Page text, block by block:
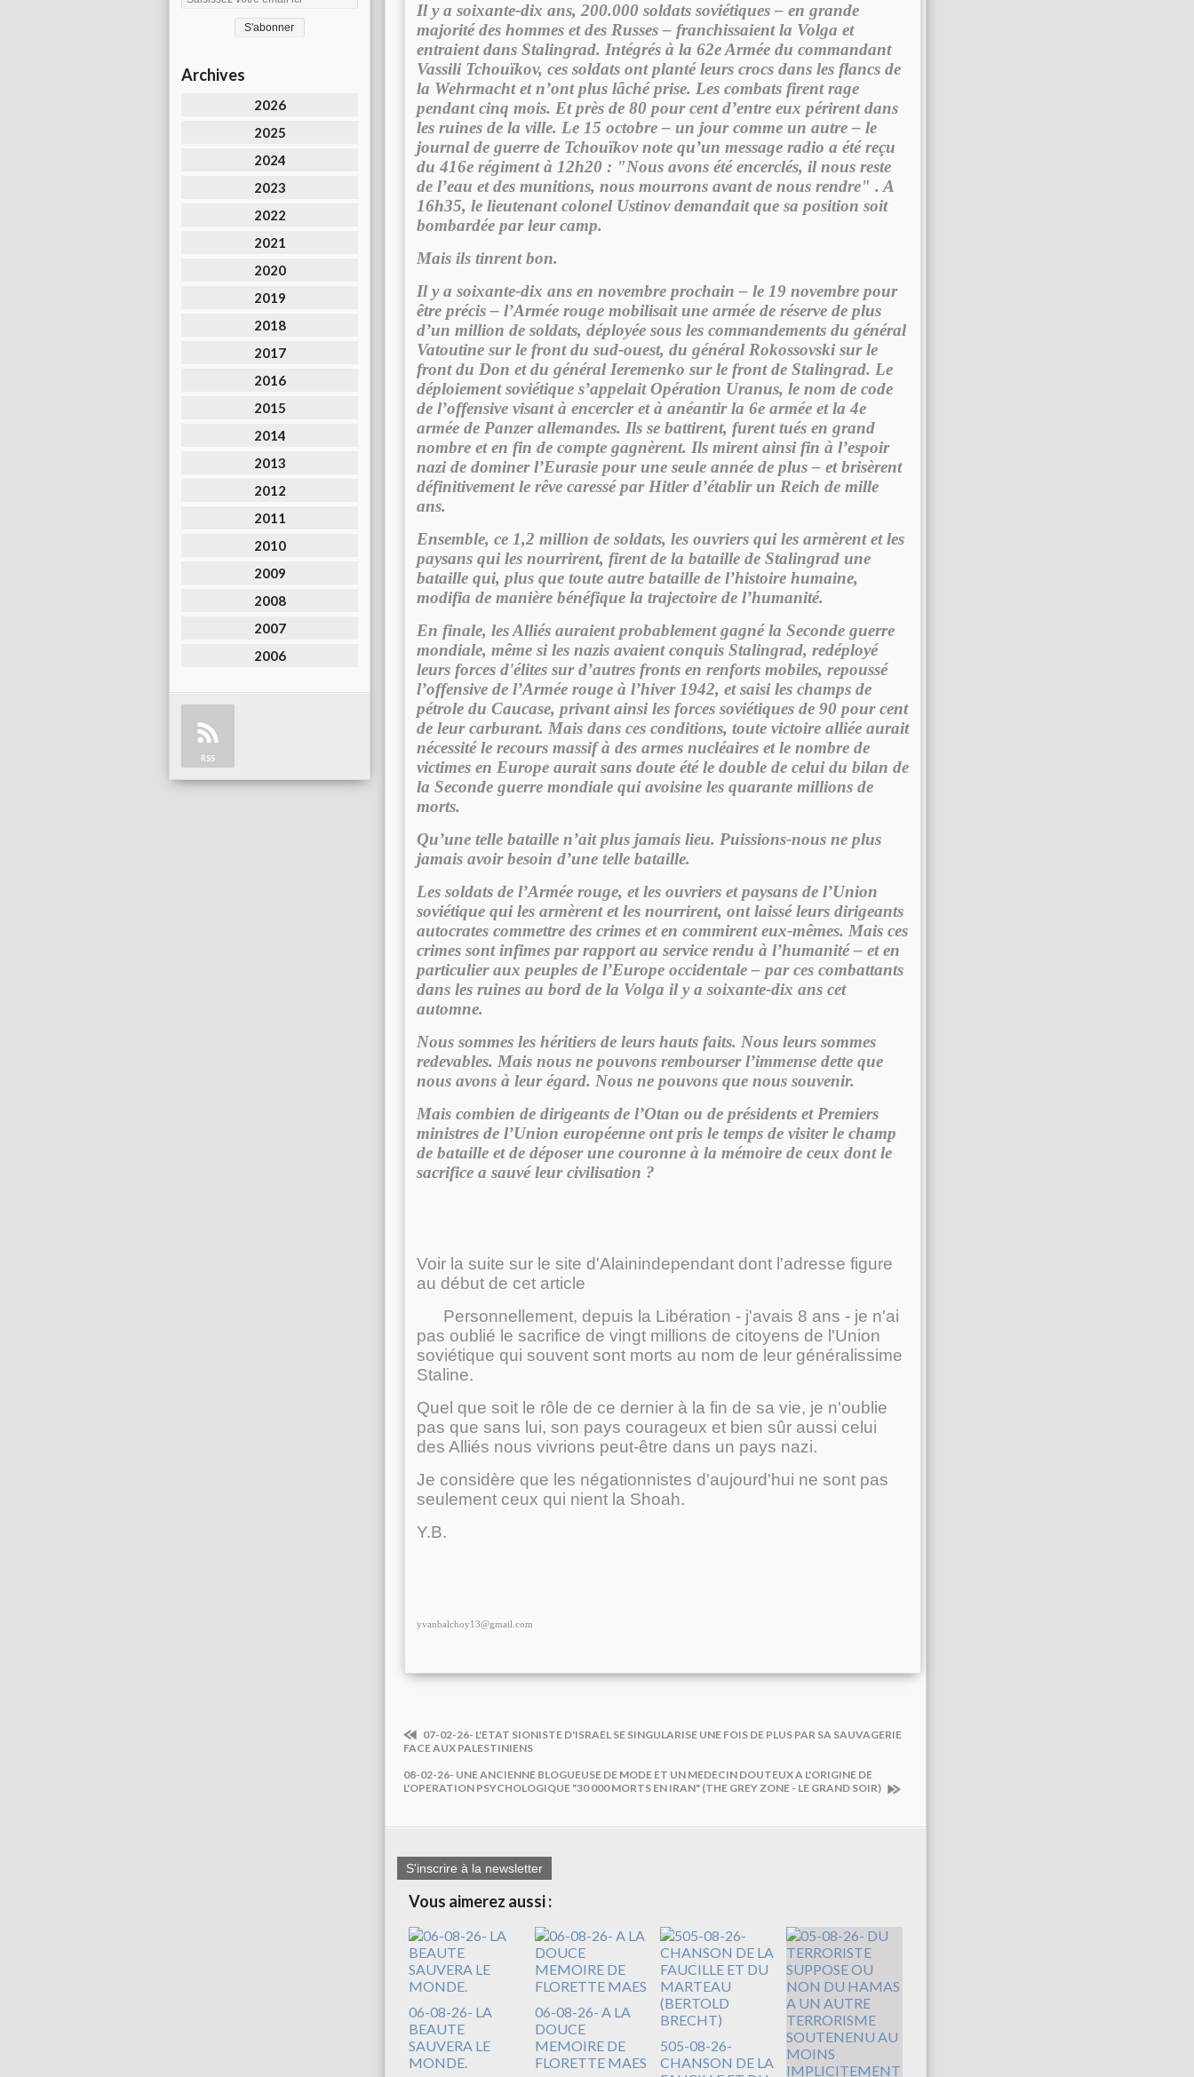
Archives
2026
2025
2024
2023
2022
2021
2020
2019
2018
2017
2016
2015
2014
2013
2012
2011
2010
2009
2008
2007
2006
RSS
Il y a soixante-dix ans, 200.000 soldats soviétiques – en grande
majorité des hommes et des Russes – franchissaient la Volga et
entraient dans Stalingrad. Intégrés à la 62e Armée du commandant
Vassili Tchouïkov, ces soldats ont planté leurs crocs dans les flancs de
la Wehrmacht et n’ont plus lâché prise. Les combats firent rage
pendant cinq mois. Et près de 80 pour cent d’entre eux périrent dans
les ruines de la ville. Le 15 octobre – un jour comme un autre – le
journal de guerre de Tchouïkov note qu’un message radio a été reçu
du 416e régiment à 12h20 : "Nous avons été encerclés, il nous reste
de l’eau et des munitions, nous mourrons avant de nous rendre" . A
16h35, le lieutenant colonel Ustinov demandait que sa position soit
bombardée par leur camp.
Mais ils tinrent bon.
Il y a soixante-dix ans en novembre prochain – le 19 novembre pour
être précis – l’Armée rouge mobilisait une armée de réserve de plus
d’un million de soldats, déployée sous les commandements du général
Vatoutine sur le front du sud-ouest, du général Rokossovski sur le
front du Don et du général Ieremenko sur le front de Stalingrad. Le
déploiement soviétique s’appelait Opération Uranus, le nom de code
de l’offensive visant à encercler et à anéantir la 6e armée et la 4e
armée de Panzer allemandes. Ils se battirent, furent tués en grand
nombre et en fin de compte gagnèrent. Ils mirent ainsi fin à l’espoir
nazi de dominer l’Eurasie pour une seule année de plus – et brisèrent
définitivement le rêve caressé par Hitler d’établir un Reich de mille
ans.
Ensemble, ce 1,2 million de soldats, les ouvriers qui les armèrent et les
paysans qui les nourrirent, firent de la bataille de Stalingrad une
bataille qui, plus que toute autre bataille de l’histoire humaine,
modifia de manière bénéfique la trajectoire de l’humanité.
En finale, les Alliés auraient probablement gagné la Seconde guerre
mondiale, même si les nazis avaient conquis Stalingrad, redéployé
leurs forces d'élites sur d’autres fronts en renforts mobiles, repoussé
l’offensive de l’Armée rouge à l’hiver 1942, et saisi les champs de
pétrole du Caucase, privant ainsi les forces soviétiques de 90 pour cent
de leur carburant. Mais dans ces conditions, toute victoire alliée aurait
nécessité le recours massif à des armes nucléaires et le nombre de
victimes en Europe aurait sans doute été le double de celui du bilan de
la Seconde guerre mondiale qui avoisine les quarante millions de
morts.
Qu’une telle bataille n’ait plus jamais lieu. Puissions-nous ne plus
jamais avoir besoin d’une telle bataille.
Les soldats de l’Armée rouge, et les ouvriers et paysans de l’Union
soviétique qui les armèrent et les nourrirent, ont laissé leurs dirigeants
autocrates commettre des crimes et en commirent eux-mêmes. Mais ces
crimes sont infimes par rapport au service rendu à l’humanité – et en
particulier aux peuples de l’Europe occidentale – par ces combattants
dans les ruines au bord de la Volga il y a soixante-dix ans cet
automne.
Nous sommes les héritiers de leurs hauts faits. Nous leurs sommes
redevables. Mais nous ne pouvons rembourser l’immense dette que
nous avons à leur égard. Nous ne pouvons que nous souvenir.
Mais combien de dirigeants de l’Otan ou de présidents et Premiers
ministres de l’Union européenne ont pris le temps de visiter le champ
de bataille et de déposer une couronne à la mémoire de ceux dont le
sacrifice a sauvé leur civilisation ?
Voir la suite sur le site d'Alainindependant dont l'adresse figure
au début de cet article
Personnellement, depuis la Libération - j'avais 8 ans - je n'ai
pas oublié le sacrifice de vingt millions de citoyens de l'Union
soviétique qui souvent sont morts au nom de leur généralissime
Staline.
Quel que soit le rôle de ce dernier à la fin de sa vie, je n'oublie
pas que sans lui, son pays courageux et bien sûr aussi celui
des Alliés nous vivrions peut-être dans un pays nazi.
Je considère que les négationnistes d'aujourd'hui ne sont pas
seulement ceux qui nient la Shoah.
Y.B.
yvanbalchoy13@gmail.com
07-02-26- L'ETAT SIONISTE D'ISRAEL SE SINGULARISE UNE FOIS DE PLUS PAR SA SAUVAGERIE
FACE AUX PALESTINIENS
08-02-26- UNE ANCIENNE BLOGUEUSE DE MODE ET UN MEDECIN DOUTEUX A L'ORIGINE DE
L'OPERATION PSYCHOLOGIQUE "30 000 MORTS EN IRAN" (THE GREY ZONE - LE GRAND SOIR)
S'inscrire à la newsletter
Vous aimerez aussi :
06-08-26- LA
BEAUTE
SAUVERA LE
MONDE.
06-08-26- A LA
DOUCE
MEMOIRE DE
FLORETTE MAES
505-08-26-
CHANSON DE LA